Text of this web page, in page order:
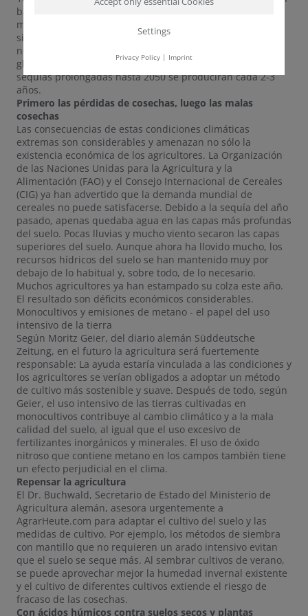
bajos niveles de agua, incendios forestales y praderas
marchitas. Especialmente en el este de Alemania, el suelo
sigue siendo tan seco a principios de 2019 que los valores
no pueden ser equilibrados en 2020. Si el calentamiento
global no se limita a 1° Celsius, los veranos calurosos con
sequías prolongadas hasta 2050 se producirán cada 2-3
años.
Primero las pérdidas de cosechas, luego las malas
cosechas
Las consecuencias de estas condiciones climáticas
extremas son considerables y amenazan no sólo la
existencia económica de los agricultores. La Organización
de las Naciones Unidas para la Agricultura y la
Alimentación (FAO) y el Consejo Internacional de Cereales
(CIG) ya han advertido que la demanda mundial de
cereales no puede satisfacerse. Debido a la sequía del año
pasado, apenas quedaba agua en las capas más profundas
del suelo. Pocas lluvias y mucho viento secaron las capas
superiores del suelo. Aunque ahora ha llovido mucho, los
recursos hídricos del suelo se han mantenido muy por
debajo de lo habitual y, sobre todo, de lo necesario.
Muchos agricultores ya han estampado su colza este año.
El resultado son déficits económicos considerables.
Monocultivos y emisiones de metano - el papel del uso
intensivo de la tierra
Según Moritz Geier, del diario alemán Süddeutsche
Zeitung, en el futuro la agricultura será fuertemente
responsable: La ayuda estaría vinculada a las condiciones y
los agricultores se verían obligados a adoptar un método
de cultivo más sostenible y suave. Después de todo, según
Geier, el uso intensivo de las tierras cultivadas en
monocultivos contribuye al cambio climático y a la mala
calidad del suelo, al igual que el uso excesivo de
fertilizantes inorgánicos y minerales. El uso de óxido
nitroso que contiene metano en los campos también tiene
un efecto perjudicial en el clima.
Repensar la agricultura
El Dr. Buchwald, Secretario de Estado del Ministerio de
Agricultura alemán, asesora urgentemente a
AgrarHeute.com para adaptar el cultivo del suelo y las
medidas de cultivo. Por ejemplo, los métodos de siembra
con mantillo que no requieren un arado intensivo evitan
que el suelo se seque más. Al sembrar cultivos de verano,
se puede aprovechar mejor la humedad invernal existente
y el cultivo de diferentes cultivos extiende el riesgo de
fracaso de las cosechas.
Con ácidos húmicos contra suelos secos y plantas
Settings
Privacy Policy| Imprint